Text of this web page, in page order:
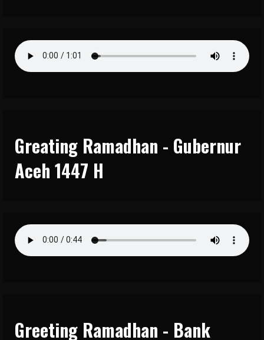
Greating Ramadhan - Gubernur
Aceh 1447 H
Greeting Ramadhan - Bank